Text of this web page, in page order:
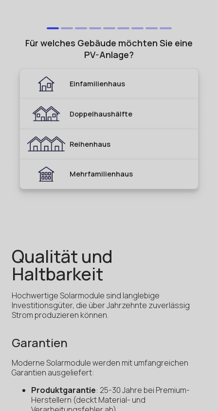
Qualität und
Haltbarkeit
Hochwertige Solarmodule sind langlebige
Investitionsgüter, die über Jahrzehnte zuverlässig
Strom produzieren können.
Garantien
Moderne Solarmodule werden mit umfangreichen
Garantien ausgeliefert:
Produktgarantie: 25-30 Jahre bei Premium-
Herstellern (deckt Material- und